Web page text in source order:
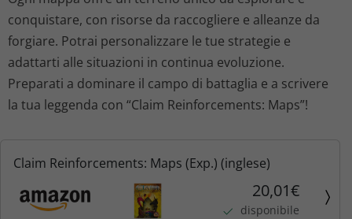
conquistare, con risorse da raccogliere e alleanze da
forgiare. Potrai personalizzare le tue strategie e
adattarti alle situazioni in continua evoluzione.
Preparati a dominare il campo di battaglia e a scrivere
la tua leggenda con “Claim Reinforcements: Maps”!
Claim Reinforcements: Maps (Exp.) (inglese)
20,01€
disponibile